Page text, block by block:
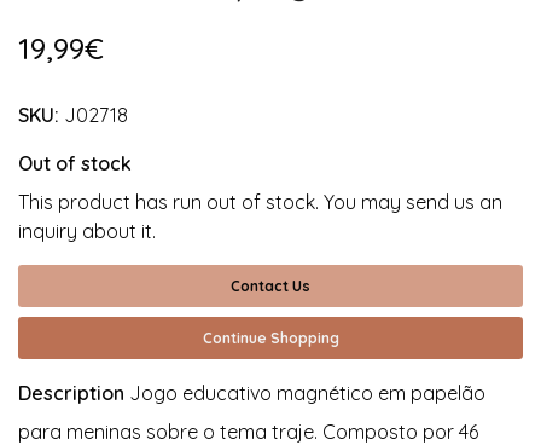
19,99€
SKU: J02718
Out of stock
This product has run out of stock. You may send us an
inquiry about it.
Contact Us
Continue Shopping
Description Jogo educativo magnético em papelão
para meninas sobre o tema traje. Composto por 46